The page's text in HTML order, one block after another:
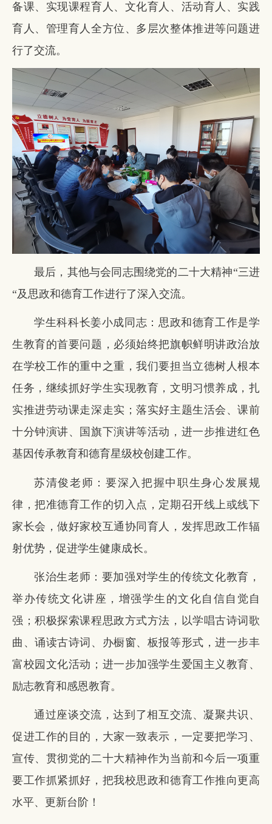
备课、实现课程育人、文化育人、活动育人、实践
育人、管理育人全方位、多层次整体推进等问题进
行了交流。
最后，其他与会同志围绕党的二十大精神“三进
“及思政和德育工作进行了深入交流。
学生科科长姜小成同志：思政和德育工作是学
生教育的首要问题，必须始终把旗帜鲜明讲政治放
在学校工作的重中之重，我们要担当立德树人根本
任务，继续抓好学生实现教育，文明习惯养成，扎
实推进劳动课走深走实；落实好主题生活会、课前
十分钟演讲、国旗下演讲等活动，进一步推进红色
基因传承教育和德育星级校创建工作。
苏清俊老师：要深入把握中职生身心发展规
律，把准德育工作的切入点，定期召开线上或线下
家长会，做好家校互通协同育人，发挥思政工作辐
射优势，促进学生健康成长。
张治生老师：要加强对学生的传统文化教育，
举办传统文化讲座，增强学生的文化自信自觉自
强；积极探索课程思政方式方法，以学唱古诗词歌
曲、诵读古诗词、办橱窗、板报等形式，进一步丰
富校园文化活动；进一步加强学生爱国主义教育、
励志教育和感恩教育。
通过座谈交流，达到了相互交流、凝聚共识、
促进工作的目的，大家一致表示，一定要把学习、
宣传、贯彻党的二十大精神作为当前和今后一项重
要工作抓紧抓好，把我校思政和德育工作推向更高
水平、更新台阶！